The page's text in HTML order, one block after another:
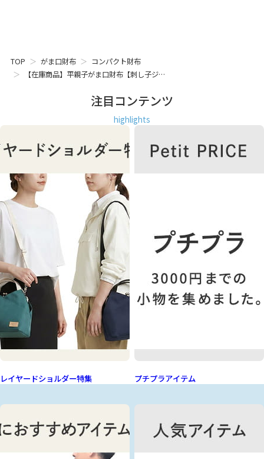
TOP がま口財布
コンパクト財布
【在庫商品】平親子がま口財布【刺し子ジ…
注目コンテンツ
highlights
レイヤードショルダー特集 プチプラアイテム